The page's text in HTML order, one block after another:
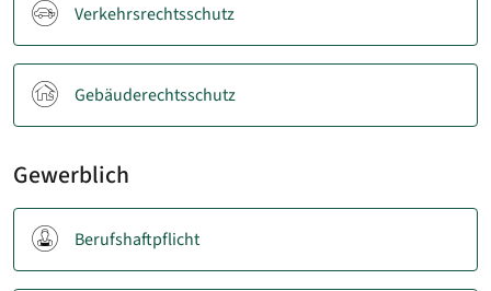
Verkehrsrechtsschutz
Gebäuderechtsschutz
Gewerblich
Berufshaftpflicht